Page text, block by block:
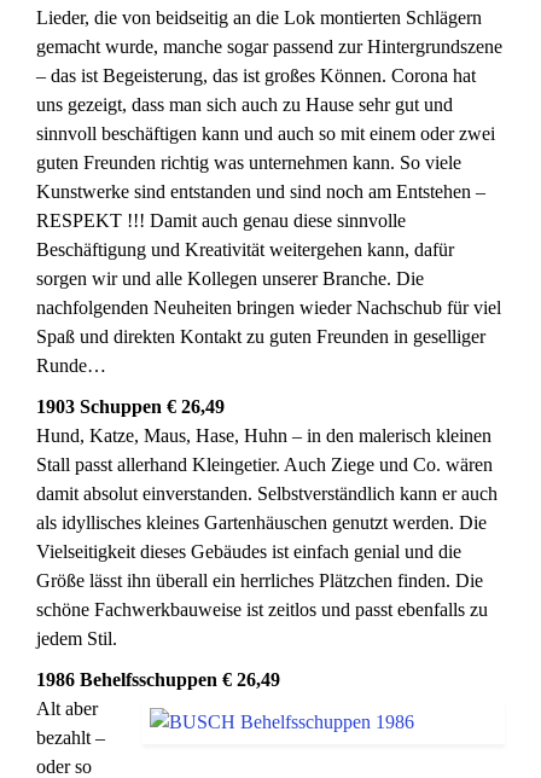
Lieder, die von beidseitig an die Lok montierten Schlägern
gemacht wurde, manche sogar passend zur Hintergrundszene
– das ist Begeisterung, das ist großes Können. Corona hat
uns gezeigt, dass man sich auch zu Hause sehr gut und
sinnvoll beschäftigen kann und auch so mit einem oder zwei
guten Freunden richtig was unternehmen kann. So viele
Kunstwerke sind entstanden und sind noch am Entstehen –
RESPEKT !!! Damit auch genau diese sinnvolle
Beschäftigung und Kreativität weitergehen kann, dafür
sorgen wir und alle Kollegen unserer Branche. Die
nachfolgenden Neuheiten bringen wieder Nachschub für viel
Spaß und direkten Kontakt zu guten Freunden in geselliger
Runde…
1903 Schuppen € 26,49
Hund, Katze, Maus, Hase, Huhn – in den malerisch kleinen
Stall passt allerhand Kleingetier. Auch Ziege und Co. wären
damit absolut einverstanden. Selbstverständlich kann er auch
als idyllisches kleines Gartenhäuschen genutzt werden. Die
Vielseitigkeit dieses Gebäudes ist einfach genial und die
Größe lässt ihn überall ein herrliches Plätzchen finden. Die
schöne Fachwerkbauweise ist zeitlos und passt ebenfalls zu
jedem Stil.
1986 Behelfsschuppen € 26,49
Alt aber
bezahlt –
oder so